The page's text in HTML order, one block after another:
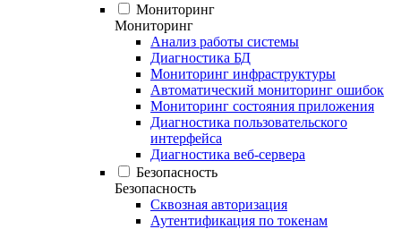
Мониторинг
Мониторинг
Анализ работы системы
Диагностика БД
Мониторинг инфраструктуры
Автоматический мониторинг ошибок
Мониторинг состояния приложения
Диагностика пользовательского
интерфейса
Диагностика веб-сервера
Безопасность
Безопасность
Сквозная авторизация
Аутентификация по токенам